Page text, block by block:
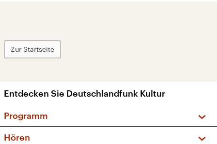
Zur Startseite
Entdecken Sie Deutschlandfunk Kultur
Programm
Hören